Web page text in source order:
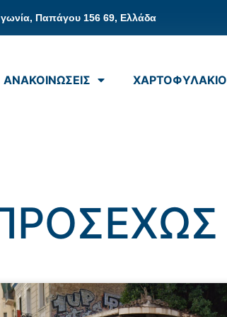
Παπάγου 156 69, Ελλάδα
ΑΝΑΚΟΙΝΩΣΕΙΣ ΧΑΡΤΟΦΥΛΑΚΙΟ